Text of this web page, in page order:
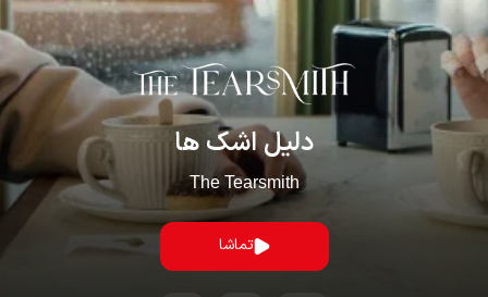
دلیل اشک ها
The Tearsmith
تماشا